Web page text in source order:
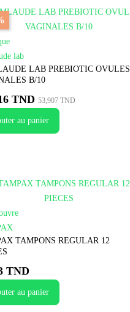
lab
LAB PREBIOTIC OVULES
B/10
TND 53,907 TND
au panier
TAMPONS REGULAR 12
TND
au panier